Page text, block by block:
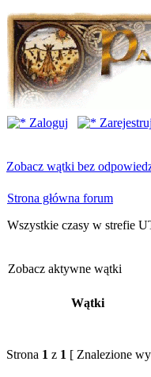
Zaloguj Zarejestruj
Zobacz wątki bez
Strona główna forum
Wszystkie czasy w strefie
Zobacz aktywne wątki
Wątki
Strona 1 z 1 [ Znalezione